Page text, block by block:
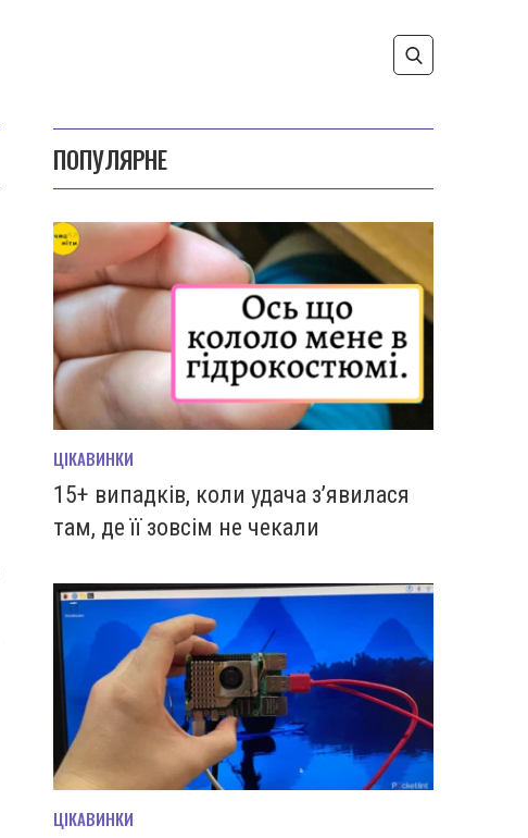
ПОПУЛЯРНЕ
ЦІКАВИНКИ
15+ випадків, коли удача з’явилася
там, де її зовсім не чекали
ЦІКАВИНКИ